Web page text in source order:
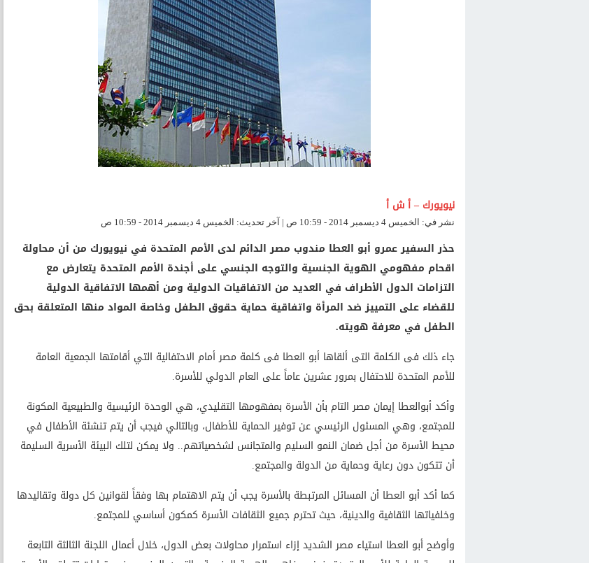
نيويورك – أ ش أ
نشر في: الخميس 4 ديسمبر 2014 - 10:59 ص | آخر تحديث: الخميس 4 ديسمبر 2014 - 10:59 ص
حذر السفير عمرو أبو العطا مندوب مصر الدائم لدى الأمم المتحدة في نيويورك من أن محاولة
اقحام مفهومي الهوية الجنسية والتوجه الجنسي على أجندة الأمم المتحدة يتعارض مع
التزامات الدول الأطراف في العديد من الاتفاقيات الدولية ومن أهمها الاتفاقية الدولية
للقضاء على التمييز ضد المرأة واتفاقية حماية حقوق الطفل وخاصة المواد منها المتعلقة بحق
الطفل في معرفة هويته.
جاء ذلك فى الكلمة التى ألقاها أبو العطا ​فى كلمة مصر أمام الاحتفالية التي أقامتها الجمعية العامة
للأمم المتحدة للاحتفال بمرور عشرين عاماً على العام الدولي للأسرة.
​وأكد أبوالعطا إيمان مصر التام بأن الأسرة بمفهومها التقليدي، هي الوحدة الرئيسية والطبيعية المكونة
للمجتمع، وهي المسئول الرئيسي عن توفير الحماية للأطفال، وبالتالي فيجب أن يتم تنشئة الأطفال في
محيط الأسرة من أجل ضمان النمو السليم والمتجانس لشخصياتهم.. ولا يمكن لتلك البيئة الأسرية السليمة
أن تتكون دون رعاية وحماية من الدولة والمجتمع.
كما أكد أبو العطا أن المسائل المرتبطة بالأسرة يجب أن يتم الاهتمام بها وفقاً لقوانين كل دولة وتقاليدها
وخلفياتها الثقافية والدينية، حيث تحترم جميع الثقافات الأسرة كمكون أساسي للمجتمع.
​وأوضح أبو العطا استياء مصر الشديد إزاء استمرار محاولات بعض الدول، خلال أعمال اللجنة الثالثة التابعة